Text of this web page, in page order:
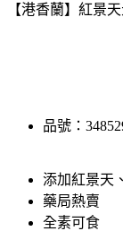
【港香蘭】紅景
品號：
添加紅景天
藥局熱賣
全素可食